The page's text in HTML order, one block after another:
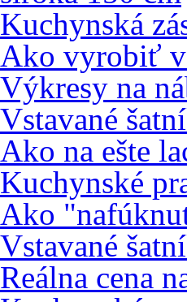
Kuchynská
Ako vyrobiť
Výkresy na
Vstavané
Ako na ešte
Kuchynské
Ako
Vstavané
Reálna cena